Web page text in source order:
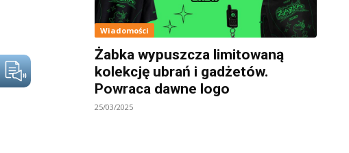
Wiadomości
Żabka wypuszcza limitowaną
kolekcję ubrań i gadżetów.
Powraca dawne logo
25/03/2025